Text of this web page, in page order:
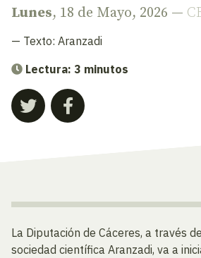
Lunes, 18 de Mayo, 2026 —
— Texto: Aranzadi
Lectura: 3 minutos
La Diputación de Cáceres, a través
sociedad científica Aranzadi, va a